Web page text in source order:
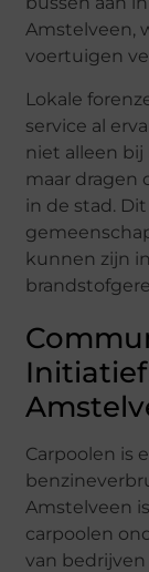
Amstelveen,
voertuigen
Lokale
service al
niet alleen
maar dragen
in de stad.
kunnen zijn
Carpoolen is
Amstelveen
carpoolen
van